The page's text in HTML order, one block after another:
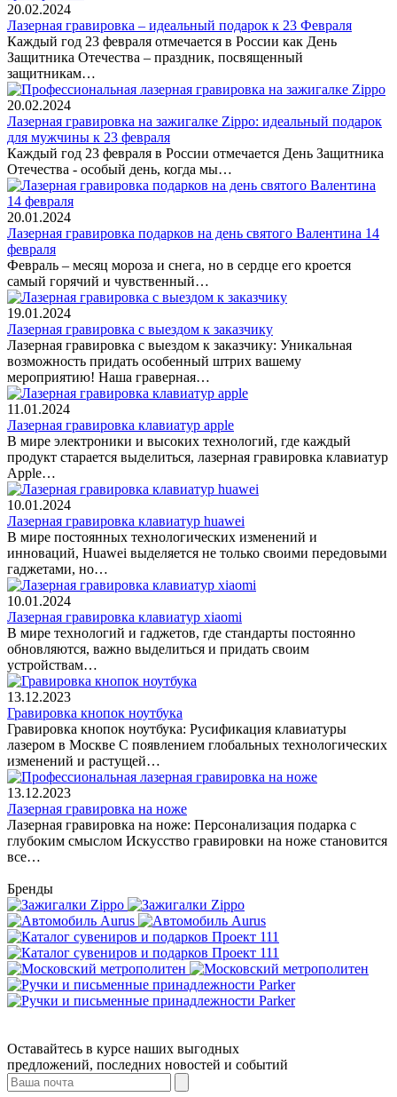
20.02.2024
Лазерная гравировка – идеальный подарок к 23 Февраля
Каждый год 23 февраля отмечается в России как День
Защитника Отечества – праздник, посвященный
защитникам…
20.02.2024
Лазерная гравировка на зажигалке Zippo: идеальный подарок
для мужчины к 23 февраля
Каждый год 23 февраля в России отмечается День Защитника
Отечества - особый день, когда мы…
20.01.2024
Лазерная гравировка подарков на день святого Валентина 14
февраля
Февраль – месяц мороза и снега, но в сердце его кроется
самый горячий и чувственный…
19.01.2024
Лазерная гравировка с выездом к заказчику
Лазерная гравировка с выездом к заказчику: Уникальная
возможность придать особенный штрих вашему
мероприятию! Наша граверная…
11.01.2024
Лазерная гравировка клавиатур apple
В мире электроники и высоких технологий, где каждый
продукт старается выделиться, лазерная гравировка клавиатур
Apple…
10.01.2024
Лазерная гравировка клавиатур huawei
В мире постоянных технологических изменений и
инноваций, Huawei выделяется не только своими передовыми
гаджетами, но…
10.01.2024
Лазерная гравировка клавиатур xiaomi
В мире технологий и гаджетов, где стандарты постоянно
обновляются, важно выделиться и придать своим
устройствам…
13.12.2023
Гравировка кнопок ноутбука
Гравировка кнопок ноутбука: Русификация клавиатуры
лазером в Москве С появлением глобальных технологических
изменений и растущей…
13.12.2023
Лазерная гравировка на ноже
Лазерная гравировка на ноже: Персонализация подарка с
глубоким смыслом Искусство гравировки на ноже становится
все…
Бренды
Оставайтесь в курсе наших выгодных
предложений, последних новостей и событий